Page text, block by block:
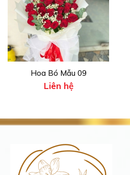
Hoa Bó Mẫu 09
Liên hệ